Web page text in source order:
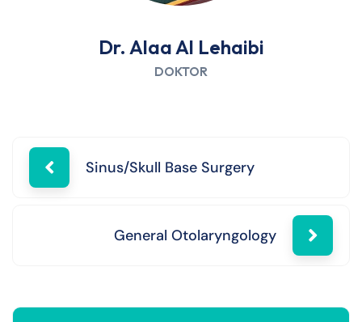
Dr. Alaa Al Lehaibi
DOKTOR
Sinus/Skull Base Surgery
General Otolaryngology